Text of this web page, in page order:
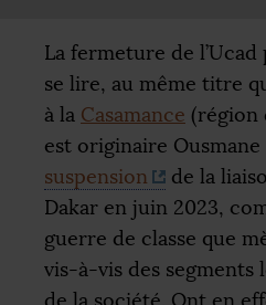
La fermeture de
se lire, au même titre
à la Casamance (région
est originaire Ousmane
suspension
de la
Dakar en juin 2023,
guerre de classe que
vis-à-vis des segments